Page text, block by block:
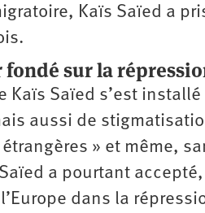
Kaïs Saïed a
sur la
Kaïs Saïed s’est
aussi de
» et même,
a pourtant
dans la